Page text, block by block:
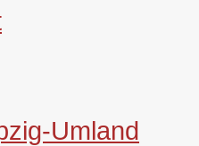
Umland